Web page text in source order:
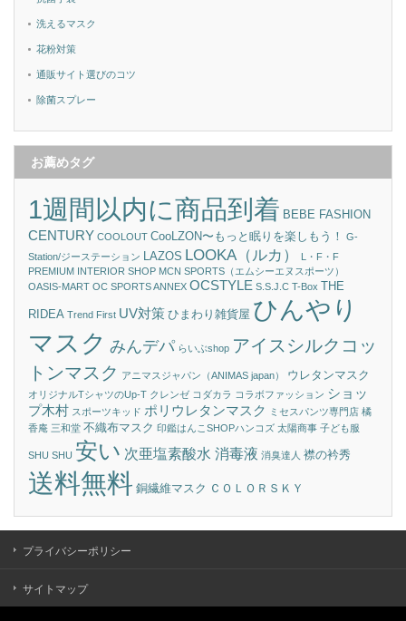
洗えるマスク
花粉対策
通販サイト選びのコツ
除菌スプレー
お薦めタグ
1週間以内に商品到着 BEBE FASHION
CENTURY COOLOUT CooLZON〜もっと眠りを楽しもう！
G-
Station/ジーステーション LAZOS LOOKA（ルカ）
L・F・F
PREMIUM INTERIOR SHOP MCN SPORTS（エムシーエヌスポーツ）
OASIS-MART OC SPORTS ANNEX OCSTYLE S.S.J.C T-Box THE
RIDEA Trend First UV対策 ひまわり雑貨屋 ひんやり
マスク みんデパ らいぶshop アイスシルクコッ
トンマスク アニマスジャパン（ANIMAS japan） ウレタンマスク
オリジナルTシャツのUp-T クレンゼ コダカラ コラボファッション ショッ
プ木村 スポーツキッド ポリウレタンマスク
ミセスパンツ専門店 橘
香庵 三和堂 不織布マスク 印鑑はんこSHOPハンコズ 太陽商事 子ども服
SHU SHU 安い 次亜塩素酸水 消毒液 消臭達人 襟の衿秀
送料無料 銅繊維マスク ＣＯＬＯＲＳＫＹ
プライバシーポリシー
サイトマップ